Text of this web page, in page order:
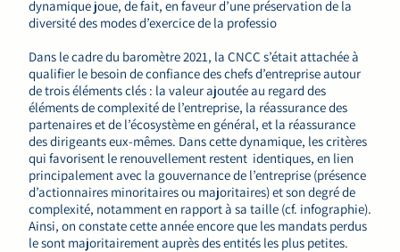
dynamique joue, de fait, en faveur d’une préservation de la
diversité des modes d’exercice de la professio
Dans le cadre du baromètre 2021, la CNCC s’était attachée à
qualifier le besoin de confiance des chefs d’entreprise autour
de trois éléments clés : la valeur ajoutée au regard des
éléments de complexité de l’entreprise, la réassurance des
partenaires et de l’écosystème en général, et la réassurance
des dirigeants eux-mêmes. Dans cette dynamique, les critères
qui favorisent le renouvellement restent identiques, en lien
principalement avec la gouvernance de l’entreprise (présence
d’actionnaires minoritaires ou majoritaires) et son degré de
complexité, notamment en rapport à sa taille (cf. infographie).
Ainsi, on constate cette année encore que les mandats perdus
le sont majoritairement auprès des entités les plus petites.